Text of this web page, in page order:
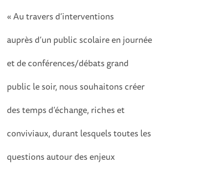
« Au travers d’interventions
auprès d’un public scolaire en journée
et de conférences/débats grand
public le soir, nous souhaitons créer
des temps d’échange, riches et
conviviaux, durant lesquels toutes les
questions autour des enjeux